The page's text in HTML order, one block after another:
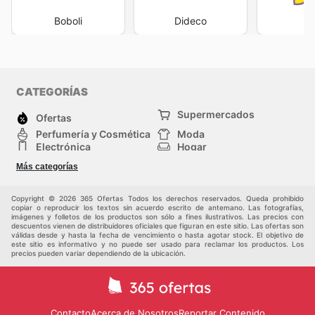
Boboli Dideco
CATEGORÍAS
Ofertas
Supermercados
Perfumería y Cosmética
Moda
Electrónica
Hogar
Deporte
Juguetes y bebés
Más categorías
Copyright © 2026 365 Ofertas Todos los derechos reservados. Queda prohibido
copiar o reproducir los textos sin acuerdo escrito de antemano. Las fotografías,
imágenes y folletos de los productos son sólo a fines ilustrativos. Las precios con
descuentos vienen de distribuidores oficiales que figuran en este sitio. Las ofertas son
válidas desde y hasta la fecha de vencimiento o hasta agotar stock. El objetivo de
este sitio es informativo y no puede ser usado para reclamar los productos. Los
precios pueden variar dependiendo de la ubicación.